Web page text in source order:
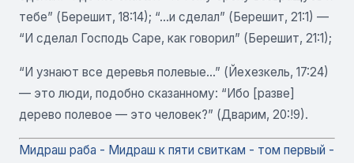
тебе” (Берешит, 18:14); “...и сделал” (Берешит, 21:1) —
“И сделал Господь Саре, как говорил” (Берешит, 21:1);
“И узнают все деревья полевые...” (Йехезкель, 17:24)
— это люди, подобно сказанному: “Ибо [разве]
дерево полевое — это человек?” (Дварим, 20:!9).
Мидраш раба - Мидраш к пяти свиткам - том первый -